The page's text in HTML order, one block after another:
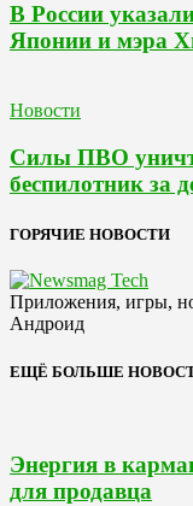
В России
Японии и мэра
Новости
Силы ПВО
беспилотник за
ГОРЯЧИЕ НОВОСТИ
Приложения, игры,
Андроид
ЕЩЁ БОЛЬШЕ
Энергия в
для продавца